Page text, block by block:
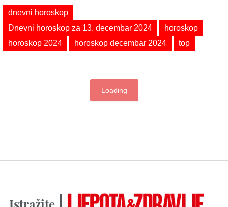
dnevni horoskop
Dnevni horoskop za 13. decembar 2024
horoskop
horoskop 2024
horoskop decembar 2024 top
Loading